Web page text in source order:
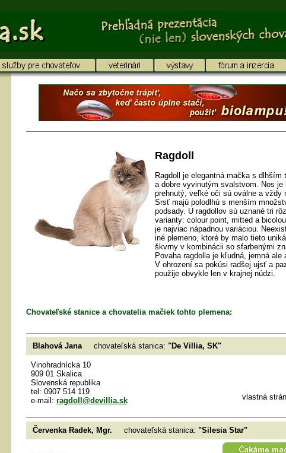
Ragdoll
Ragdoll je elegantná mačka s dlhším
a dobre vyvinutým svalstvom. Nos je
prehnutý, veľké oči sú oválne a vždy
Srsť majú polodlhú s menším
podsady. U ragdollov sú uznané tri
varianty: colour point, mitted a
je najviac nápadnou variáciou.
iné plemeno, ktoré by malo tieto
škvrny v kombinácii so sfarbenými
Povaha ragdolla je kľudná, jemná ale
V ohrození sa pokúsi radšej ujsť a
použije obvykle len v krajnej núdzi.
Chovateľské stanice a chovatelia mačiek tohto plemena:
Blahová Janachovateľská stanica: "De Villia, SK"
Vinohradnícka 10
909 01 Skalica
Slovenská republika
tel: 0907 514 119
e-mail: ragdoll@devillia.sk vlastná
Červenka Radek, Mgr. chovateľská stanica: "Silesia Star"